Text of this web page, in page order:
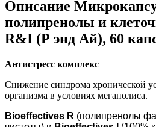
Описание
полипренолы и
R&I (Р энд Ай), 60
Антистресс комплекс
Снижение синдрома хронической
организма в условиях мегаполиса.
Bioeffectives R (полипренолы